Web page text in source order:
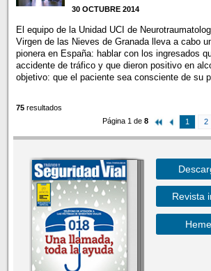
30 OCTUBRE 2014
El equipo de la Unidad UCI de
Virgen de las Nieves de Granada lleva a cabo
pionera en España: hablar con los ingresados
accidente de tráfico y que dieron positivo en
objetivo: que el paciente sea consciente de su
75resultados
Página 1 de8 1 2
Revista